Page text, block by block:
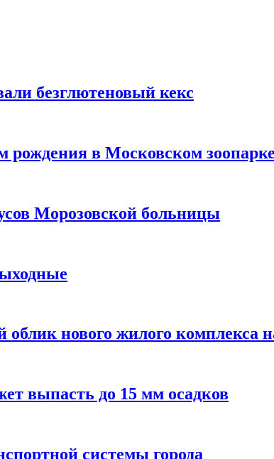
безглютеновый кекс
в Московском зоопарке
Морозовской больницы
нового жилого комплекса
выпасть до 15 мм осадков
системы города